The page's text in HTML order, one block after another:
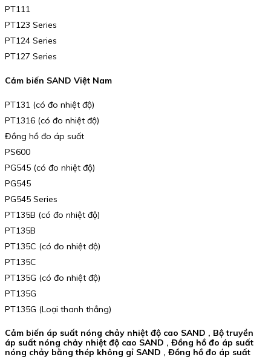
PT111
PT123 Series
PT124 Series
PT127 Series
Cảm biến SAND Việt Nam
PT131 (có đo nhiệt độ)
PT1316 (có đo nhiệt độ)
Đồng hồ đo áp suất
PS600
PG545 (có đo nhiệt độ)
PG545
PG545 Series
PT135B (có đo nhiệt độ)
PT135B
PT135C (có đo nhiệt độ)
PT135C
PT135G (có đo nhiệt độ)
PT135G
PT135G (Loại thanh thẳng)
Cảm biến áp suất nóng chảy nhiệt độ cao SAND , Bộ truyền
áp suất nóng chảy nhiệt độ cao SAND , Đồng hồ đo áp suất
nóng chảy bằng thép không gỉ SAND , Đồng hồ đo áp suất